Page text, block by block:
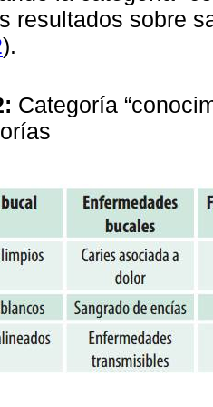
resultados sobre
).
Categoría